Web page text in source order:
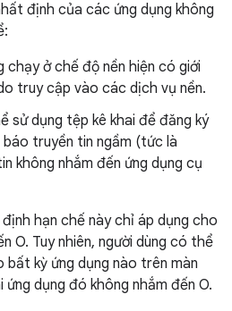
định của các ứng dụng không
chạy ở chế độ nền hiện có giới
truy cập vào các dịch vụ nền.
sử dụng tệp kê khai để đăng ký
truyền tin ngầm (tức là
không nhắm đến ứng dụng cụ
hạn chế này chỉ áp dụng cho
O. Tuy nhiên, người dùng có thể
kỳ ứng dụng nào trên màn
ứng dụng đó không nhắm đến O.